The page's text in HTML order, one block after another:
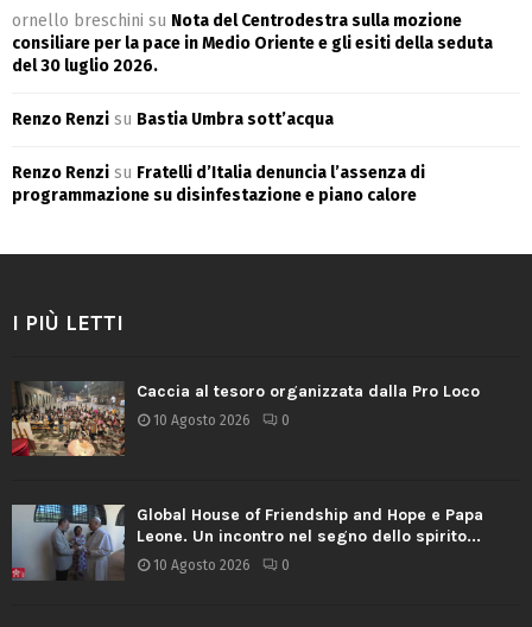
ornello breschini su Nota del Centrodestra sulla mozione
consiliare per la pace in Medio Oriente e gli esiti della seduta
del 30 luglio 2026.
Renzo Renzi su Bastia Umbra sott’acqua
Renzo Renzi su Fratelli d’Italia denuncia l’assenza di
programmazione su disinfestazione e piano calore
I PIÙ LETTI
Caccia al tesoro organizzata dalla Pro Loco
10 Agosto 2026 0
Global House of Friendship and Hope e Papa
Leone. Un incontro nel segno dello spirito...
10 Agosto 2026 0